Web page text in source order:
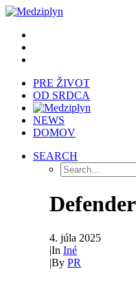
PRE ŽIVOT
OD SRDCA
NEWS
DOMOV
SEARCH
4. júla 2025
|In Iné
|By PR